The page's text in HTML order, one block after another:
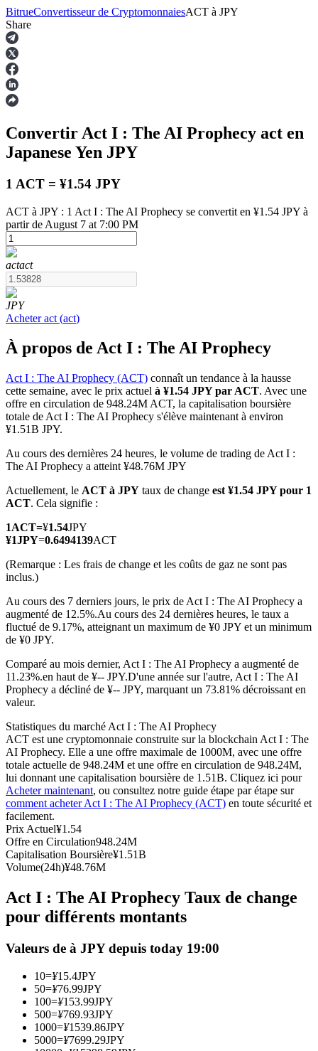
Contrats à terme
Futures USDT
Futures COIN-M
Contrats à terme sur crypto-monnaie
TradFi
Produits dérivés sur actions, forex, métaux précieux et matières
premières
Futures utilisant l'USDC comme garantie
Copie de Trading
Rejoignez les meilleurs traders
Devenez un trader de copie
Profitez du partage des bénéfices et des commissions de copy
trading
BitrueConvertisseur de CryptomonnaiesACT à JPY
Share
Convertir Act I : The AI Prophecy act en
Japanese Yen JPY
1 ACT = ¥1.54 JPY
ACT à JPY : 1 Act I : The AI Prophecy se convertit en ¥1.54 JPY à
partir de August 7 at 7:00 PM
actact
JPY
Acheter act (act)
À propos de Act I : The AI Prophecy
Act I : The AI Prophecy (ACT) connaît un tendance à la hausse
cette semaine, avec le prix actuel à ¥1.54 JPY par ACT. Avec une
offre en circulation de 948.24M ACT, la capitalisation boursière
totale de Act I : The AI Prophecy s'élève maintenant à environ
¥1.51B JPY.
Au cours des dernières 24 heures, le volume de trading de Act I :
The AI Prophecy a atteint ¥48.76M JPY
Actuellement, le ACT à JPY taux de change est ¥1.54 JPY pour 1
ACT. Cela signifie :
1ACT=¥1.54JPY
¥1JPY=0.6494139ACT
(Remarque : Les frais de change et les coûts de gaz ne sont pas
inclus.)
Au cours des 7 derniers jours, le prix de Act I : The AI Prophecy a
augmenté de 12.5%.Au cours des 24 dernières heures, le taux a
fluctué de 9.17%, atteignant un maximum de ¥0 JPY et un minimum
de ¥0 JPY.
Comparé au mois dernier, Act I : The AI Prophecy a augmenté de
11.23%.en haut de ¥-- JPY.D'une année sur l'autre, Act I : The AI
Prophecy a décliné de ¥-- JPY, marquant un 73.81% décroissant en
valeur.
Statistiques du marché Act I : The AI Prophecy
ACT est une cryptomonnaie construite sur la blockchain Act I : The
AI Prophecy. Elle a une offre maximale de 1000M, avec une offre
totale actuelle de 948.24M et une offre en circulation de 948.24M,
lui donnant une capitalisation boursière de 1.51B. Cliquez ici pour
Acheter maintenant, ou consultez notre guide étape par étape sur
comment acheter Act I : The AI Prophecy (ACT) en toute sécurité et
facilement.
Prix Actuel¥1.54
Offre en Circulation948.24M
Capitalisation Boursière¥1.51B
Volume(24h)¥48.76M
Act I : The AI Prophecy Taux de change
pour différents montants
Valeurs de à JPY depuis today 19:00
10=¥15.4JPY
50=¥76.99JPY
100=¥153.99JPY
500=¥769.93JPY
1000=¥1539.86JPY
5000=¥7699.29JPY